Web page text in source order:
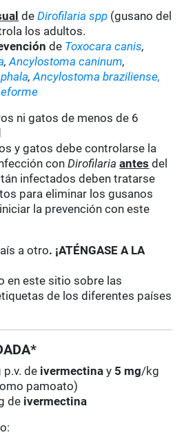
deDirofilaria spp (gusano del
los adultos.
de Toxocara canis,
,Ancylostoma caninum,
,Ancylostoma braziliense,
ni gatos de menos de 6
y gatos debe controlarse la
conDirofilaria antes del
infectados deben tratarse
para eliminar los gusanos
la prevención con este
a otro. ¡ATÉNGASE A LA
en este sitio sobre las
de los diferentes países
de ivermectina y 5 mg/kg
pamoato)
de ivermectina